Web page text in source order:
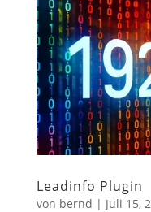
Leadinfo Plugin
von bernd | Juli 15,